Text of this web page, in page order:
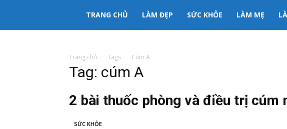
333mama
thông
tin
TRANG CHỦ LÀM ĐẸP SỨC KHỎE LÀM MẸ
Trang chủ Tags Cúm A
Tag: cúm A
2 bài thuốc phòng và điều trị cúm
SỨC KHỎE